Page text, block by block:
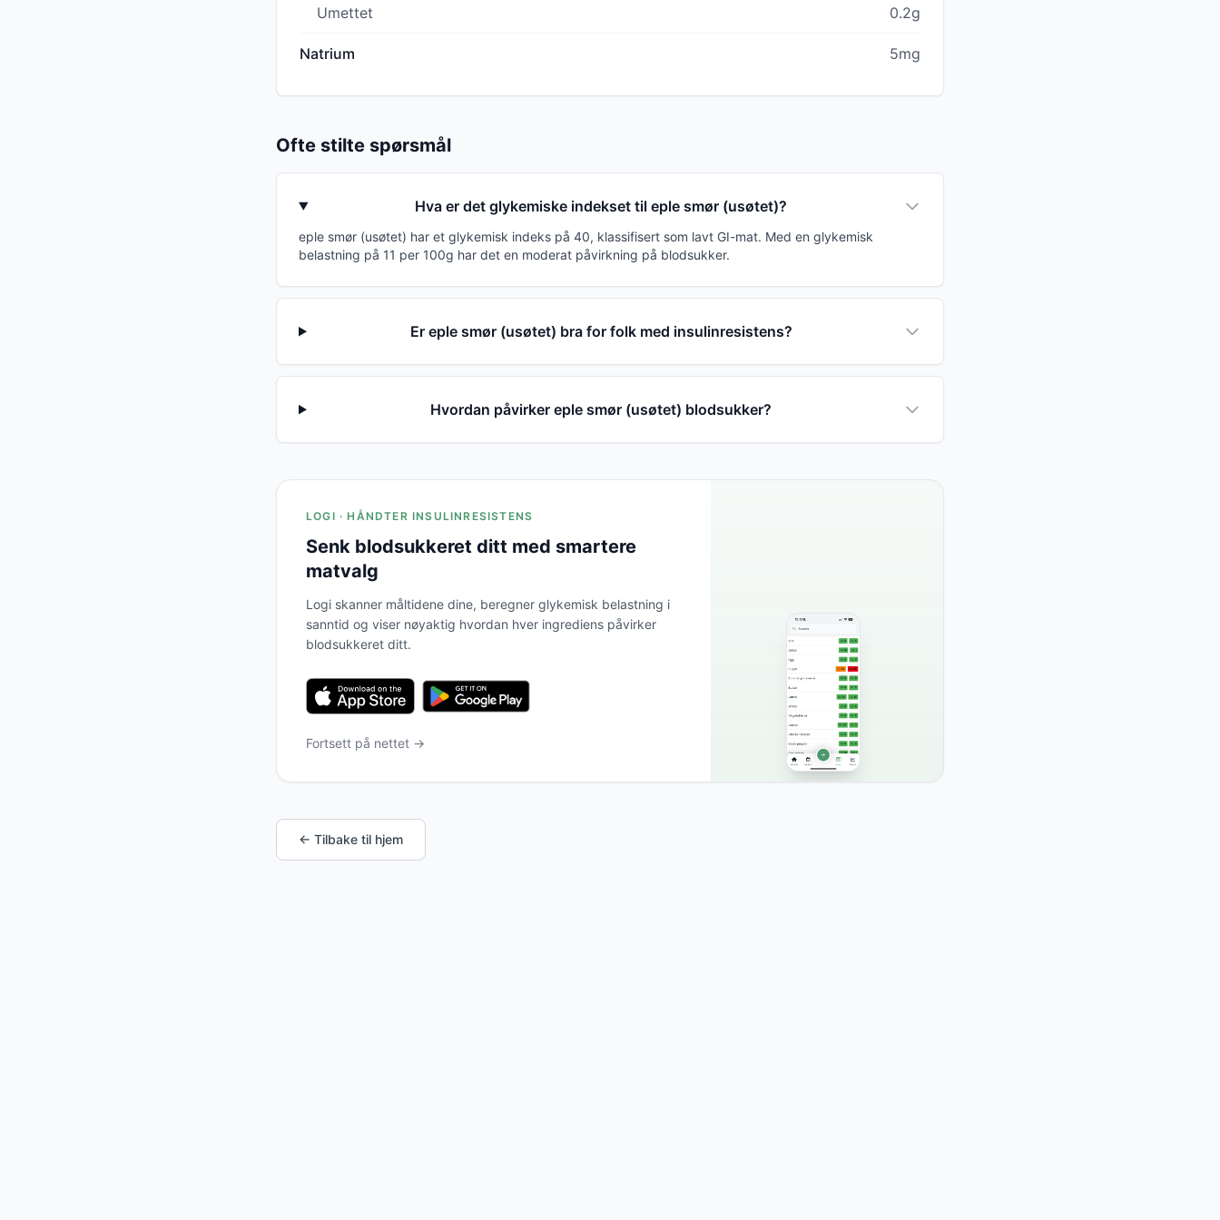
Umettet 0.2g
Natrium 5mg
Ofte stilte spørsmål
Hva er det glykemiske indekset til eple smør (usøtet)?
eple smør (usøtet) har et glykemisk indeks på 40, klassifisert som lavt GI-mat. Med en glykemisk
belastning på 11 per 100g har det en moderat påvirkning på blodsukker.
Er eple smør (usøtet) bra for folk med insulinresistens?
Hvordan påvirker eple smør (usøtet) blodsukker?
LOGI · HÅNDTER INSULINRESISTENS
Senk blodsukkeret ditt med smartere
matvalg
Logi skanner måltidene dine, beregner glykemisk belastning i
sanntid og viser nøyaktig hvordan hver ingrediens påvirker
blodsukkeret ditt.
Fortsett på nettet →
← Tilbake til hjem